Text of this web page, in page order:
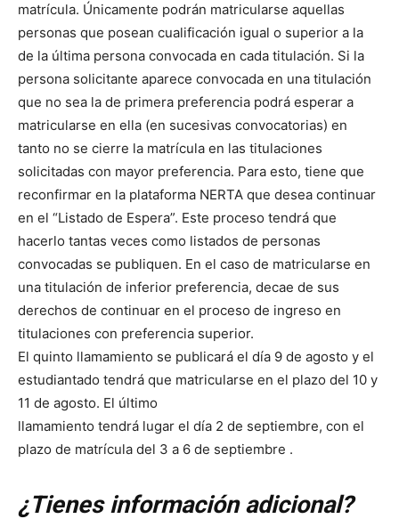
matrícula. Únicamente podrán matricularse aquellas
personas que posean cualificación igual o superior a la
de la última persona convocada en cada titulación. Si la
persona solicitante aparece convocada en una titulación
que no sea la de primera preferencia podrá esperar a
matricularse en ella (en sucesivas convocatorias) en
tanto no se cierre la matrícula en las titulaciones
solicitadas con mayor preferencia. Para esto, tiene que
reconfirmar en la plataforma NERTA que desea continuar
en el “Listado de Espera”. Este proceso tendrá que
hacerlo tantas veces como listados de personas
convocadas se publiquen. En el caso de matricularse en
una titulación de inferior preferencia, decae de sus
derechos de continuar en el proceso de ingreso en
titulaciones con preferencia superior.
El quinto llamamiento se publicará el día 9 de agosto y el
estudiantado tendrá que matricularse en el plazo del 10 y
11 de agosto. El último
llamamiento tendrá lugar el día 2 de septiembre, con el
plazo de matrícula del 3 a 6 de septiembre .
¿Tienes información adicional?